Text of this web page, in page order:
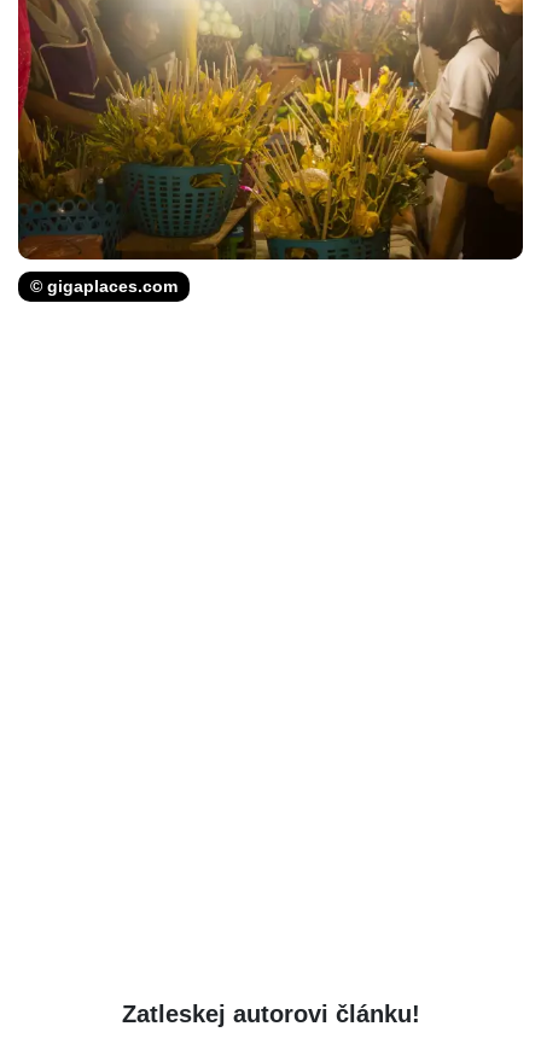
© gigaplaces.com
Zatleskej autorovi článku!